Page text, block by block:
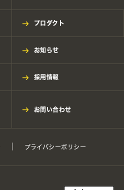
プロダクト
お知らせ
採用情報
お問い合わせ
プライバシーポリシー